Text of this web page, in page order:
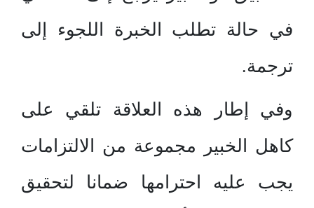
في حالة تطلب الخبرة اللجوء إلى
ترجمة.
وفي إطار هذه العلاقة تلقي على
كاهل الخبير مجموعة من الالتزامات
يجب عليه احترامها ضمانا لتحقيق